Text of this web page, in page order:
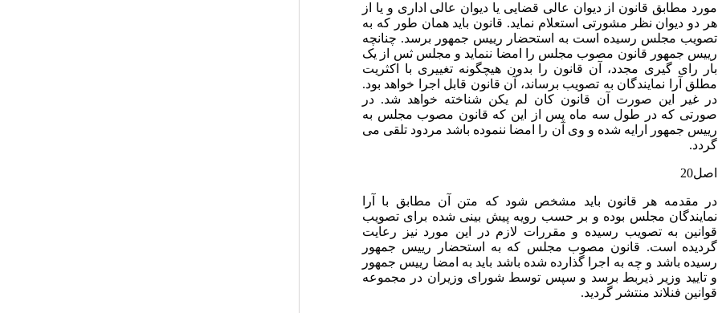
مورد مطابق‏ قانون‏ از دیوان‏ عالی‏ قضایی‏ یا دیوان‏ عالی‏ اداری‏ و یا از
هر دو دیوان‏ نظر مشورتی‏ استعلام‏ نماید. قانون‏ باید همان‏ طور که‏ به‏
تصویب‏ مجلس‏ رسیده‏ است‏ به‏ استحضار رییس‏ جمهور برسد. چنانچه‏
رییس‏ جمهور قانون‏ مصوب‏ مجلس‏ را امضا ننماید و مجلس‏ ثس‏ از یک‏
بار رای‏ گیری‏ مجدد، آن‏ قانون‏ را بدون‏ هیچگونه‏ تغییری‏ با اکثریت‏
مطلق‏ آرا نمایندگان‏ به‏ تصویب‏ برساند، آن‏ قانون‏ قابل‏ اجرا خواهد بود.
در غیر این‏ صورت‏ آن‏ قانون‏ کان‏ لم‏ یکن‏ شناخته‏ خواهد شد. در
صورتی‏ که‏ در طول‏ سه‏ ماه‏ پس‏ از این‏ که‏ قانون‏ مصوب‏ مجلس‏ به‏
رییس‏ جمهور ارایه‏ شده‏ و وی‏ آن‏ را امضا ننموده‏ باشد مردود تلقی‏ می‏
گردد.
اصل‏20
در مقدمه‏ هر قانون‏ باید مشخص‏ شود که‏ متن‏ آن‏ مطابق‏ با آرا
نمایندگان‏ مجلس‏ بوده‏ و بر حسب‏ رویه‏ پیش‏ بینی‏ شده‏ برای‏ تصویب‏
قوانین‏ به‏ تصویب‏ رسیده‏ و مقررات‏ لازم‏ در این‏ مورد نیز رعایت‏
گردیده‏ است‏. قانون‏ مصوب‏ مجلس‏ که‏ به‏ استحضار رییس‏ جمهور
رسیده‏ باشد و چه‏ به‏ اجرا گذارده‏ شده‏ باشد باید به‏ امضا رییس‏ جمهور
و تایید وزیر ذیربط برسد و سپس‏ توسط شورای‏ وزیران‏ در مجموعه‏
قوانین‏ فنلاند منتشر گردید.